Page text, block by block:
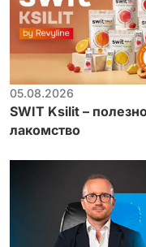
05.08.2026
SWIT Ksilit –
лакомство